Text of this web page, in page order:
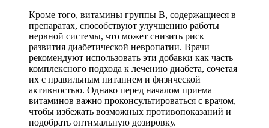
Кроме того, витамины группы B, содержащиеся в
препаратах, способствуют улучшению работы
нервной системы, что может снизить риск
развития диабетической невропатии. Врачи
рекомендуют использовать эти добавки как часть
комплексного подхода к лечению диабета, сочетая
их с правильным питанием и физической
активностью. Однако перед началом приема
витаминов важно проконсультироваться с врачом,
чтобы избежать возможных противопоказаний и
подобрать оптимальную дозировку.